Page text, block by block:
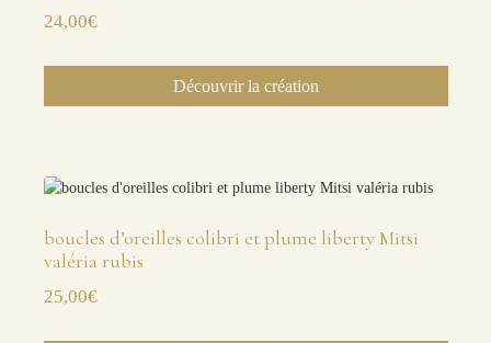
24,00€
Découvrir la création
boucles d’oreilles colibri et plume liberty Mitsi
valéria rubis
25,00€